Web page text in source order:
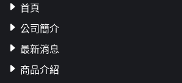
首頁
公司簡介
最新消息
商品介紹